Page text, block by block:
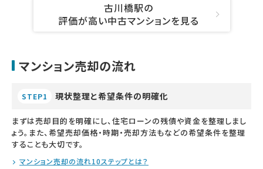
古川橋駅の
評価が高い中古マンションを見る
マンション売却の流れ
STEP1 現状整理と希望条件の明確化
まずは売却目的を明確にし、住宅ローンの残債や資金を整理しまし
ょう。また、希望売却価格・時期・売却方法もなどの希望条件を整理
することも大切です。
マンション売却の流れ10ステップとは？